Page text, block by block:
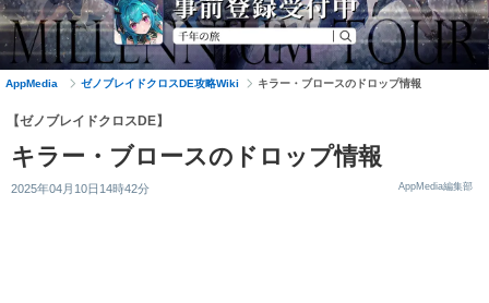
AppMedia ゼノブレイドクロスDE攻略Wiki キラー・ブロースのドロップ情報
【ゼノブレイドクロスDE】
キラー・ブロースのドロップ情報
2025年04月10日14時42分 AppMedia編集部